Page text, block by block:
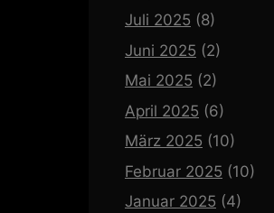
Juli 2025 (8)
Juni 2025 (2)
Mai 2025 (2)
April 2025 (6)
März 2025 (10)
Februar 2025 (10)
Januar 2025 (4)